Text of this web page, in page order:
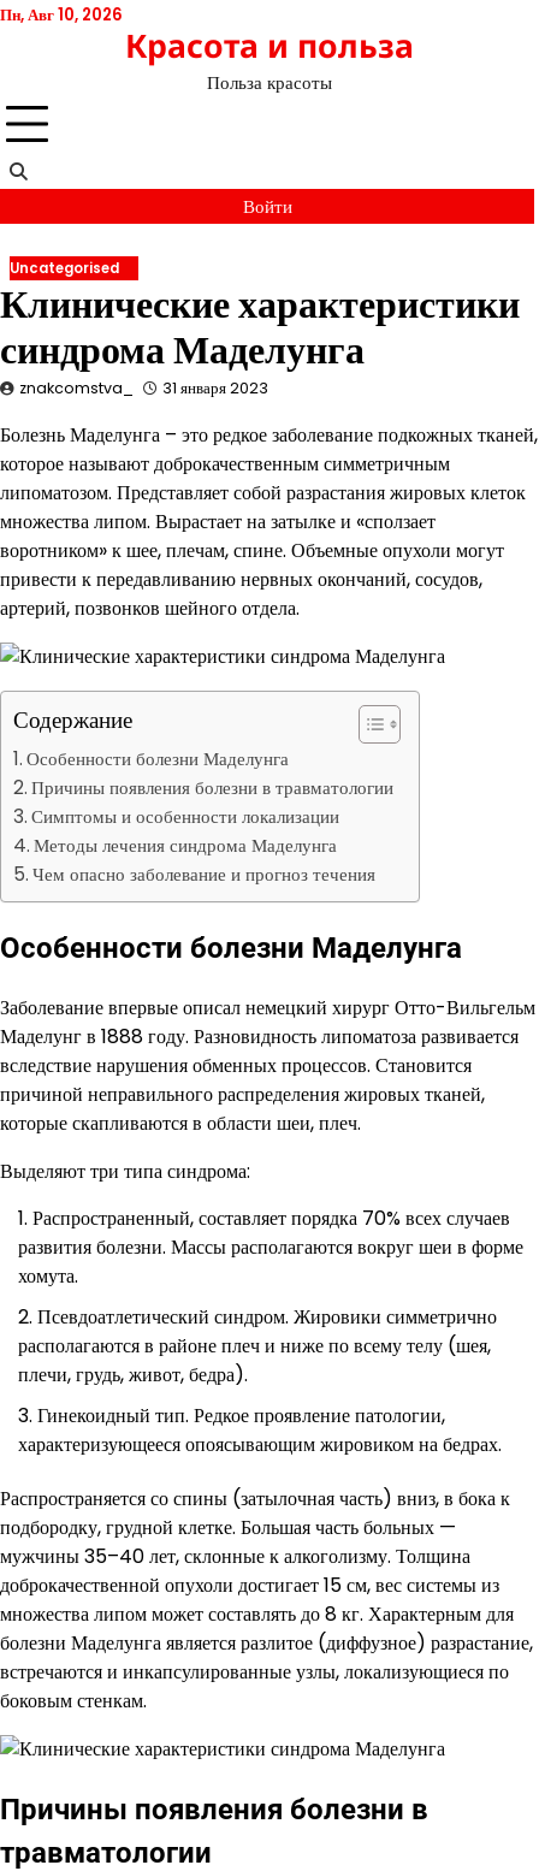
Перейти
Пн, Авг 10, 2026
Красота и польза
Польза красоты
Войти
Uncategorised
Клинические характеристики
синдрома Маделунга
znakcomstva_ 31 января 2023
Болезнь Маделунга – это редкое заболевание подкожных тканей,
которое называют доброкачественным симметричным
липоматозом. Представляет собой разрастания жировых клеток
множества липом. Вырастает на затылке и «сползает
воротником» к шее, плечам, спине. Объемные опухоли могут
привести к передавливанию нервных окончаний, сосудов,
артерий, позвонков шейного отдела.
Содержание
Особенности болезни Маделунга
Причины появления болезни в травматологии
Симптомы и особенности локализации
Методы лечения синдрома Маделунга
Чем опасно заболевание и прогноз течения
Особенности болезни Маделунга
Заболевание впервые описал немецкий хирург Отто-Вильгельм
Маделунг в 1888 году. Разновидность липоматоза развивается
вследствие нарушения обменных процессов. Становится
причиной неправильного распределения жировых тканей,
которые скапливаются в области шеи, плеч.
Выделяют три типа синдрома:
Распространенный, составляет порядка 70% всех случаев
развития болезни. Массы располагаются вокруг шеи в форме
хомута.
Псевдоатлетический синдром. Жировики симметрично
располагаются в районе плеч и ниже по всему телу (шея,
плечи, грудь, живот, бедра).
Гинекоидный тип. Редкое проявление патологии,
характеризующееся опоясывающим жировиком на бедрах.
Распространяется со спины (затылочная часть) вниз, в бока к
подбородку, грудной клетке. Большая часть больных —
мужчины 35–40 лет, склонные к алкоголизму. Толщина
доброкачественной опухоли достигает 15 см, вес системы из
множества липом может составлять до 8 кг. Характерным для
болезни Маделунга является разлитое (диффузное) разрастание,
встречаются и инкапсулированные узлы, локализующиеся по
боковым стенкам.
Причины появления болезни в
травматологии